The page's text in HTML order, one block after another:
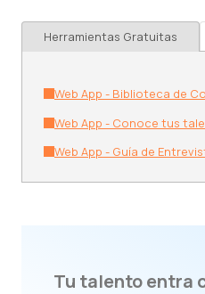
Herramientas Gratuitas
Web App - Biblioteca de
Web App - Conoce tus
Web App - Guía de
Tu talento entra